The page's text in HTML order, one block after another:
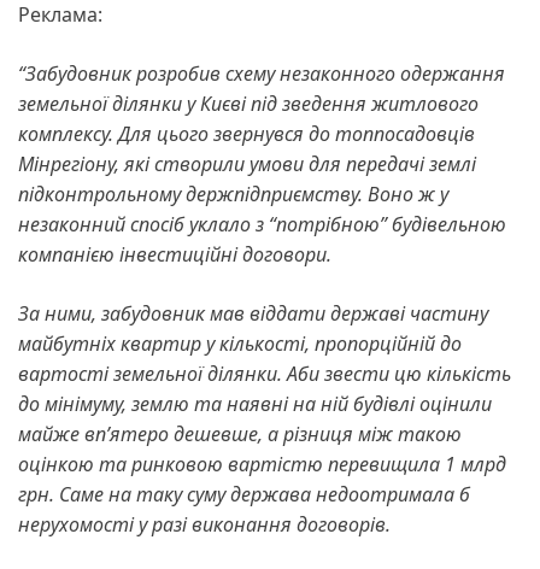
Реклама:
“Забудовник розробив схему незаконного одержання
земельної ділянки у Києві під зведення житлового
комплексу. Для цього звернувся до топпосадовців
Мінрегіону, які створили умови для передачі землі
підконтрольному держпідприємству. Воно ж у
незаконний спосіб уклало з “потрібною” будівельною
компанією інвестиційні договори.
За ними, забудовник мав віддати державі частину
майбутніх квартир у кількості, пропорційній до
вартості земельної ділянки. Аби звести цю кількість
до мінімуму, землю та наявні на ній будівлі оцінили
майже вп’ятеро дешевше, а різниця між такою
оцінкою та ринковою вартістю перевищила 1 млрд
грн. Саме на таку суму держава недоотримала б
нерухомості у разі виконання договорів.